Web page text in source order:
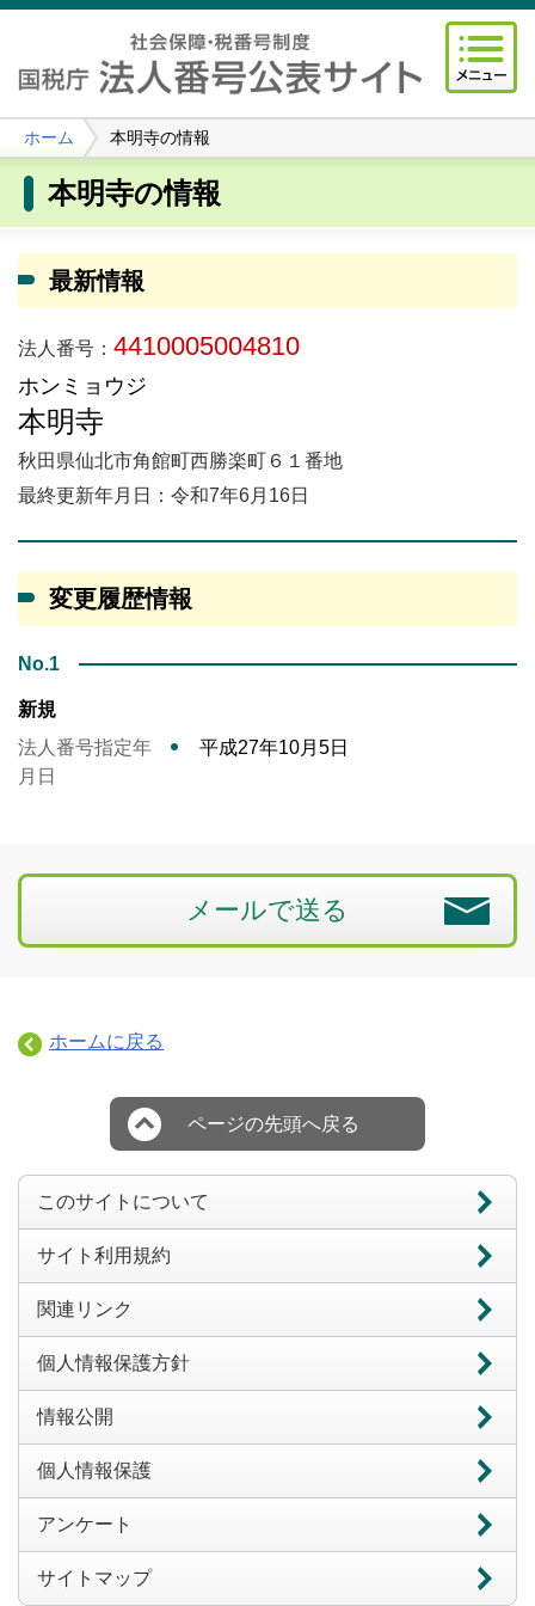
ホーム 本明寺の情報
本明寺の情報
最新情報
法人番号： 4410005004810
ホンミョウジ
本明寺
秋田県仙北市角館町西勝楽町６１番地
最終更新年月日：令和7年6月16日
変更履歴情報
No.1
新規
法人番号指定年
月日
平成27年10月5日
メールで送る
ホームに戻る
ページの先頭へ戻る
このサイトについて
サイト利用規約
関連リンク
個人情報保護方針
情報公開
個人情報保護
アンケート
サイトマップ